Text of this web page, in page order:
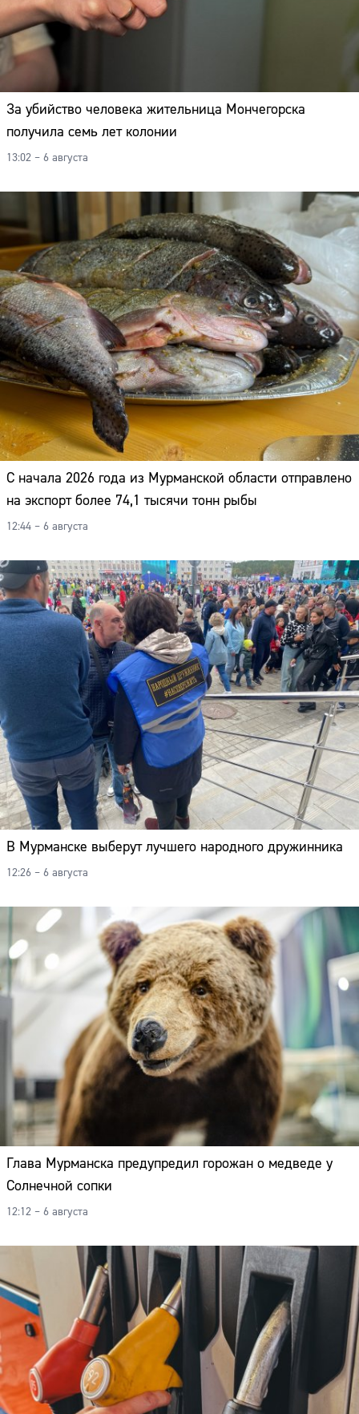
За убийство человека жительница Мончегорска
получила семь лет колонии
13:02 – 6 августа
С начала 2026 года из Мурманской области отправлено
на экспорт более 74,1 тысячи тонн рыбы
12:44 – 6 августа
В Мурманске выберут лучшего народного дружинника
12:26 – 6 августа
Глава Мурманска предупредил горожан о медведе у
Солнечной сопки
12:12 – 6 августа